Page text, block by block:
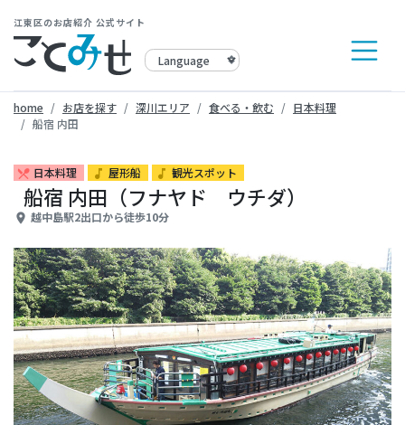
江東区のお店紹介 公式サイト
home お店を探す 深川エリア 食べる・飲む
日本料理
船宿 内田
restaurant_menu 日本料理 music_note 屋形船 music_note 観光スポット
船宿 内田（フナヤド ウチダ）
place 越中島駅2出口から徒歩10分